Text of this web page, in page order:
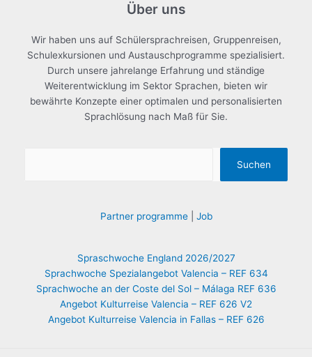
Über uns
Wir haben uns auf Schülersprachreisen, Gruppenreisen,
Schulexkursionen und Austauschprogramme spezialisiert.
Durch unsere jahrelange Erfahrung und ständige
Weiterentwicklung im Sektor Sprachen, bieten wir
bewährte Konzepte einer optimalen und personalisierten
Sprachlösung nach Maß für Sie.
Suchen
Partner programme| Job
Spraschwoche England 2026/2027
Sprachwoche Spezialangebot Valencia – REF 634
Sprachwoche an der Coste del Sol – Málaga REF 636
Angebot Kulturreise Valencia – REF 626 V2
Angebot Kulturreise Valencia in Fallas – REF 626